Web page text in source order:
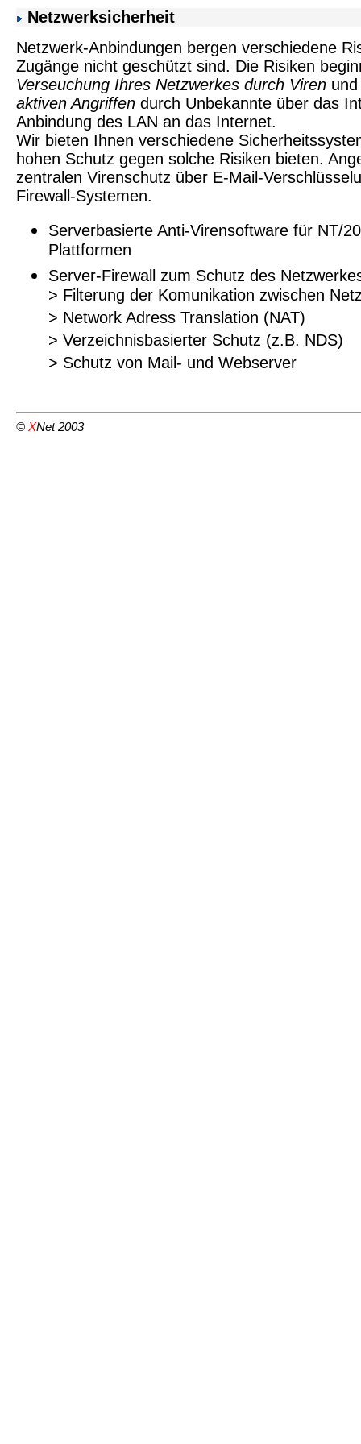
Netzwerksicherheit
Netzwerk-Anbindungen bergen verschiedene
Zugänge nicht geschützt sind. Die Risiken
Verseuchung Ihres Netzwerkes durch Viren
aktiven Angriffen durch Unbekannte über das
Anbindung des LAN an das Internet.
Wir bieten Ihnen verschiedene
hohen Schutz gegen solche Risiken bieten.
zentralen Virenschutz über E-Mail-
Firewall-Systemen.
Serverbasierte Anti-Virensoftware für NT/
Plattformen
Server-Firewall zum Schutz des
> Filterung der Komunikation zwischen
> Network Adress Translation (NAT)
> Verzeichnisbasierter Schutz (z.B. NDS)
> Schutz von Mail- und Webserver
© XNet 2003